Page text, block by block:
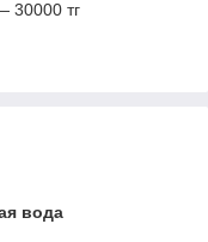
30000 тг
вода